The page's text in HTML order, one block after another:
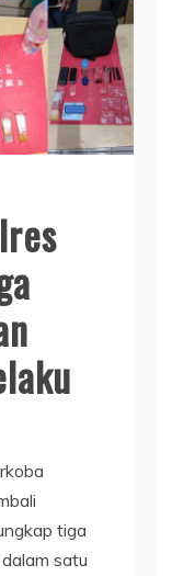
tiga
satu